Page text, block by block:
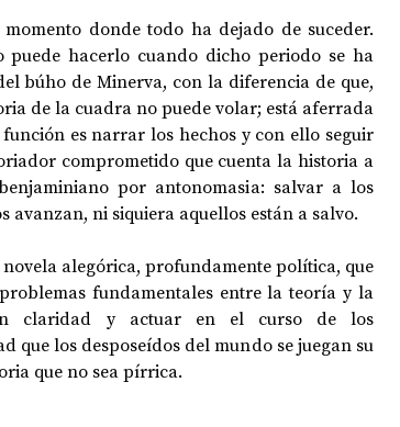
donde todo ha dejado de suceder.
hacerlo cuando dicho periodo se ha
búho de Minerva, con la diferencia de que,
de la cuadra no puede volar; está aferrada
es narrar los hechos y con ello seguir
comprometido que cuenta la historia a
por antonomasia: salvar a los
avanzan, ni siquiera aquellos están a salvo.
alegórica, profundamente política, que
fundamentales entre la teoría y la
claridad y actuar en el curso de los
que los desposeídos del mundo se juegan su
que no sea pírrica.